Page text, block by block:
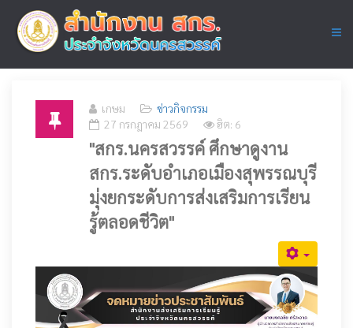
เกษม
ข่าวกิจกรรม
27 กรกฎาคม 2569
ฮิต: 6
"สกร.นครสวรรค์ ศึกษาดูงาน
สกร.ระดับอำเภอเมืองสุพรรณบุรี
มุ่งยกระดับการส่งเสริมการเรียน
รู้ตลอดชีวิต"